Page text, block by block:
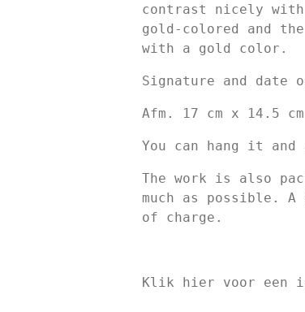
contrast nicely
gold-colored and
with a gold color.
Signature and date
Afm. 17 cm x 14.5 cm
You can hang it
The work is also
much as possible.
of charge.
Klik hier voor een